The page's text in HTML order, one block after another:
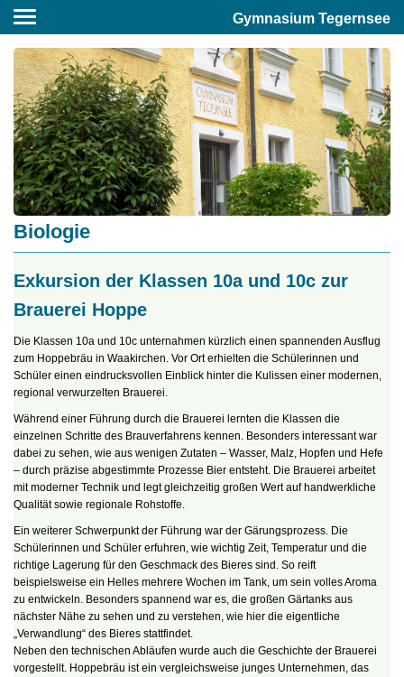
Biologie
Exkursion der Klassen 10a und 10c zur
Brauerei Hoppe
Die Klassen 10a und 10c unternahmen kürzlich einen spannenden Ausflug
zum Hoppebräu in Waakirchen. Vor Ort erhielten die Schülerinnen und
Schüler einen eindrucksvollen Einblick hinter die Kulissen einer modernen,
regional verwurzelten Brauerei.
Während einer Führung durch die Brauerei lernten die Klassen die
einzelnen Schritte des Brauverfahrens kennen. Besonders interessant war
dabei zu sehen, wie aus wenigen Zutaten – Wasser, Malz, Hopfen und Hefe
– durch präzise abgestimmte Prozesse Bier entsteht. Die Brauerei arbeitet
mit moderner Technik und legt gleichzeitig großen Wert auf handwerkliche
Qualität sowie regionale Rohstoffe.
Ein weiterer Schwerpunkt der Führung war der Gärungsprozess. Die
Schülerinnen und Schüler erfuhren, wie wichtig Zeit, Temperatur und die
richtige Lagerung für den Geschmack des Bieres sind. So reift
beispielsweise ein Helles mehrere Wochen im Tank, um sein volles Aroma
zu entwickeln. Besonders spannend war es, die großen Gärtanks aus
nächster Nähe zu sehen und zu verstehen, wie hier die eigentliche
„Verwandlung“ des Bieres stattfindet.
Neben den technischen Abläufen wurde auch die Geschichte der Brauerei
vorgestellt. Hoppebräu ist ein vergleichsweise junges Unternehmen, das
Gymnasium Tegernsee